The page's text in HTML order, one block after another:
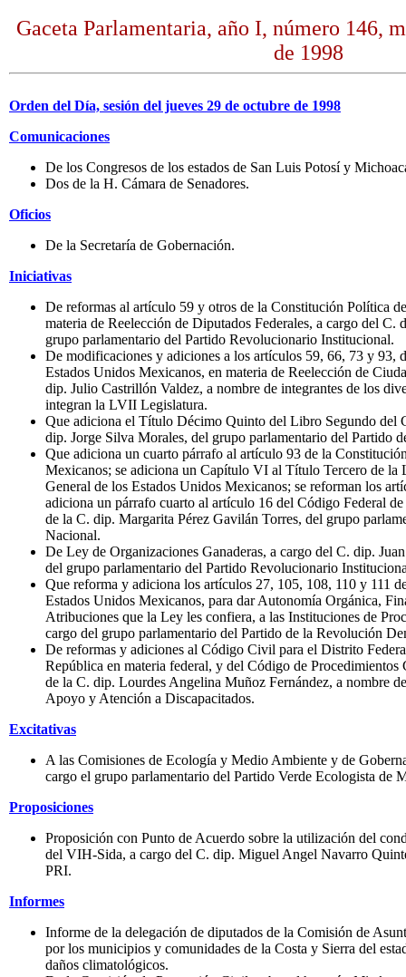
Gaceta Parlamentaria, año I, número 146,
de 1998
Orden del Día, sesión del jueves 29 de octubre de 1998
Comunicaciones
De los Congresos de los estados de San Luis Potosí y
Dos de la H. Cámara de Senadores.
Oficios
De la Secretaría de Gobernación.
Iniciativas
De reformas al artículo 59 y otros de la Constitución Política
materia de Reelección de Diputados Federales, a cargo del
grupo parlamentario del Partido Revolucionario Institucional.
De modificaciones y adiciones a los artículos 59, 66, 73 y 93,
Estados Unidos Mexicanos, en materia de Reelección de
dip. Julio Castrillón Valdez, a nombre de integrantes de los
integran la LVII Legislatura.
Que adiciona el Título Décimo Quinto del Libro Segundo del
dip. Jorge Silva Morales, del grupo parlamentario del Partido
Que adiciona un cuarto párrafo al artículo 93 de la
Mexicanos; se adiciona un Capítulo VI al Título Tercero de la
General de los Estados Unidos Mexicanos; se reforman los
adiciona un párrafo cuarto al artículo 16 del Código Federal
de la C. dip. Margarita Pérez Gavilán Torres, del grupo
Nacional.
De Ley de Organizaciones Ganaderas, a cargo del C. dip.
del grupo parlamentario del Partido Revolucionario
Que reforma y adiciona los artículos 27, 105, 108, 110 y 111
Estados Unidos Mexicanos, para dar Autonomía Orgánica,
Atribuciones que la Ley les confiera, a las Instituciones de
cargo del grupo parlamentario del Partido de la Revolución
De reformas y adiciones al Código Civil para el Distrito
República en materia federal, y del Código de
de la C. dip. Lourdes Angelina Muñoz Fernández, a nombre
Apoyo y Atención a Discapacitados.
Excitativas
A las Comisiones de Ecología y Medio Ambiente y de
cargo el grupo parlamentario del Partido Verde Ecologista de
Proposiciones
Proposición con Punto de Acuerdo sobre la utilización del
del VIH-Sida, a cargo del C. dip. Miguel Angel Navarro
PRI.
Informes
Informe de la delegación de diputados de la Comisión de
por los municipios y comunidades de la Costa y Sierra del
daños climatológicos.